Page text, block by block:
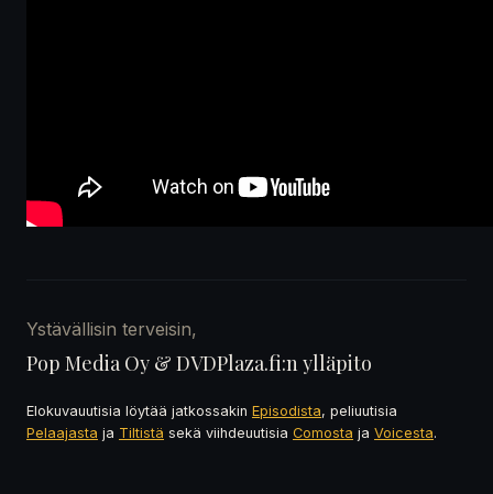
Ystävällisin terveisin,
Pop Media Oy & DVDPlaza.fi:n ylläpito
Elokuvauutisia löytää jatkossakin Episodista, peliuutisia
Pelaajasta ja Tiltistä sekä viihdeuutisia Comosta ja Voicesta.